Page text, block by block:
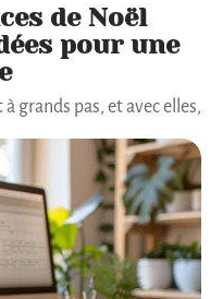
de Noël
pour une
grands pas, et avec elles,